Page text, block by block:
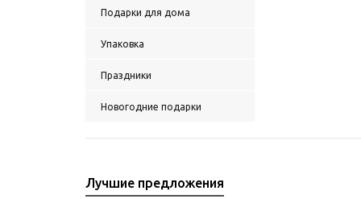
Подарки для дома
Упаковка
Праздники
Новогодние подарки
Лучшие предложения